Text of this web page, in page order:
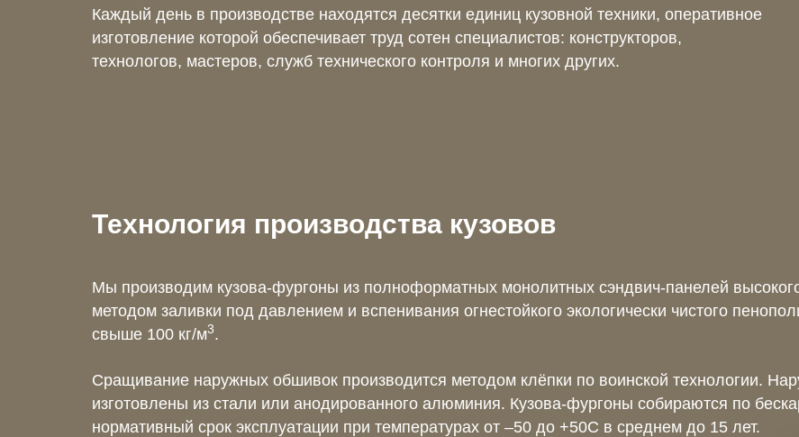
Каждый день в производстве находятся десятки единиц кузовной техники, оперативное
изготовление которой обеспечивает труд сотен специалистов: конструкторов,
технологов, мастеров, служб технического контроля и многих других.
Технология производства кузовов
Мы производим кузова-фургоны из полноформатных монолитных сэндвич-панелей
методом заливки под давлением и вспенивания огнестойкого экологически чистого
свыше 100 кг/м3.
Сращивание наружных обшивок производится методом клёпки по воинской технологии.
изготовлены из стали или анодированного алюминия. Кузова-фургоны собираются по
нормативный срок эксплуатации при температурах от –50 до +50С в среднем до 15 лет.